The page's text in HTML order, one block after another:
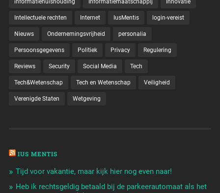
informatiehuishouding Informatiemaatschappij Innovatie
Intellectuele rechten Internet IusMentis login-vereist
Nieuws Ondernemingsvrijheid personalia
Persoonsgegevens Politiek Privacy Regulering
Reviews Security Social Media Tech
Tech&Wetenschap Tech en Wetenschap Veiligheid
Verenigde Staten Wetgeving
IUS MENTIS
Tijd voor vakantie, maar kijk hier nog even naar!
Heb ik rechtsgeldig betaald bij de parkeerautomaat als het